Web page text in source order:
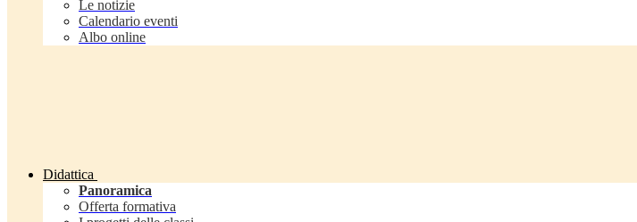
Le notizie
Calendario eventi
Albo online
Didattica
Panoramica
Offerta formativa